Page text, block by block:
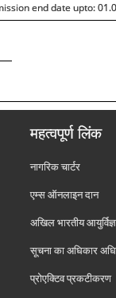
end date upto:
महत्वपूर्ण लिंक
नागरिक चार्टर
एम्स ऑनलाइन दान
अखिल भारतीय
सूचना का अधिकार
प्रोएक्टिव प्रकटीकरण